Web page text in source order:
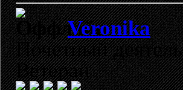
Veronika
Почетный деятель
Ветеран